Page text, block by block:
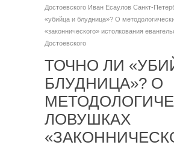
Достоевского Иван Есаулов Санкт-
«убийца и блудница»? О
«законнического» истолкования
Достоевского
ТОЧНО ЛИ
БЛУДНИЦА»? О
ЛОВУШКАХ